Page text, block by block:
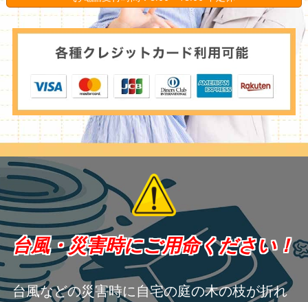
台風・災害時にご用命ください！
台風などの災害時に自宅の庭の木の枝が折れ